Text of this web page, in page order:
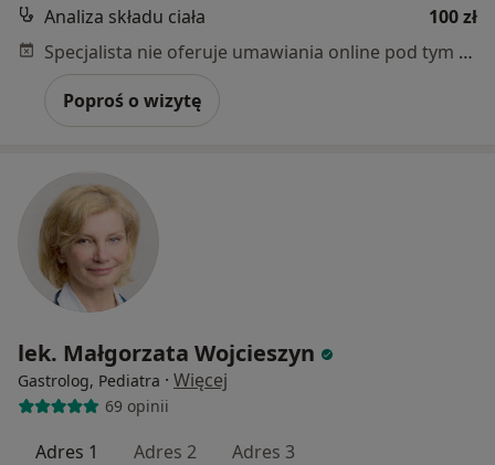
Analiza składu ciała
100 zł
Specjalista nie oferuje umawiania online pod tym adresem.
Poproś o wizytę
lek. Małgorzata Wojcieszyn
Gastrolog, Pediatra · Więcej
69 opinii
Adres 1 Adres 2 Adres 3